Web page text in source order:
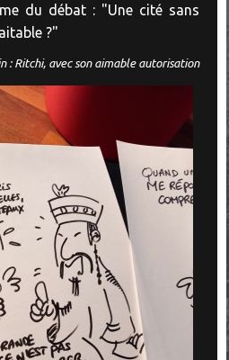
du débat : "Une cité sans
?"
: Ritchi, avec son aimable autorisation